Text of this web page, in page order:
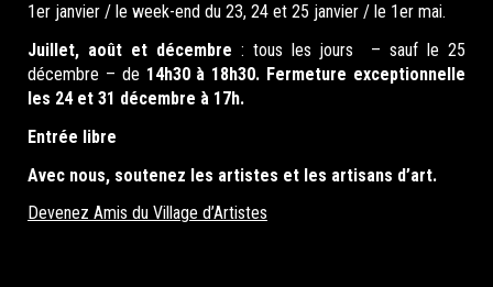
1er janvier / le week-end du 23, 24 et 25 janvier / le 1er mai.
Juillet, août et décembre : tous les jours – sauf le 25
décembre – de 14h30 à 18h30. Fermeture exceptionnelle
les 24 et 31 décembre à 17h.
Entrée libre
Avec nous, soutenez les artistes et les artisans d’art.
Devenez Amis du Village d’Artistes